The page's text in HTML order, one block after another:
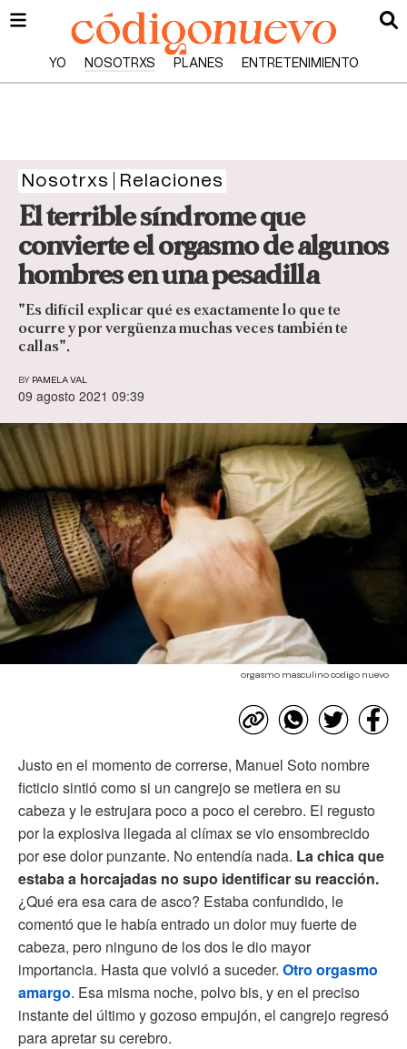
YO NOSOTRXS PLANES ENTRETENIMIENTO
Nosotrxs Relaciones
El terrible síndrome que
convierte el orgasmo de algunos
hombres en una pesadilla
"Es difícil explicar qué es exactamente lo que te
ocurre y por vergüenza muchas veces también te
callas".
BY PAMELA VAL
09 agosto 2021 09:39
orgasmo masculino codigo nuevo
Justo en el momento de correrse, Manuel Soto nombre
ficticio sintió como si un cangrejo se metiera en su
cabeza y le estrujara poco a poco el cerebro. El regusto
por la explosiva llegada al clímax se vio ensombrecido
por ese dolor punzante. No entendía nada. La chica que
estaba a horcajadas no supo identificar su reacción.
¿Qué era esa cara de asco? Estaba confundido, le
comentó que le había entrado un dolor muy fuerte de
cabeza, pero ninguno de los dos le dio mayor
importancia. Hasta que volvió a suceder. Otro orgasmo
amargo. Esa misma noche, polvo bis, y en el preciso
instante del último y gozoso empujón, el cangrejo regresó
para apretar su cerebro.